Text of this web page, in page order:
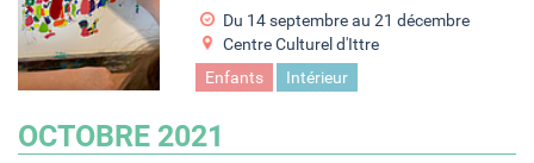
Du 14 septembre au 21 décembre
Centre Culturel d'Ittre
Enfants
Intérieur
OCTOBRE 2021